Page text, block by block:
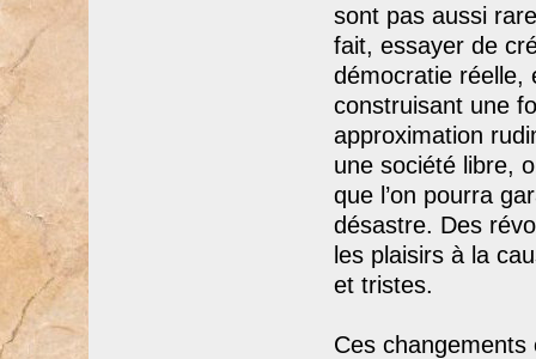
sont pas aussi
fait, essayer de
démocratie réelle,
construisant une
approximation
une société libre,
que l’on pourra
désastre. Des
les plaisirs à la
et tristes.
Ces changements